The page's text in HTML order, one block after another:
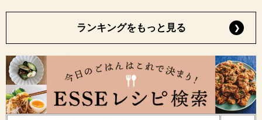
ランキングをもっと見る